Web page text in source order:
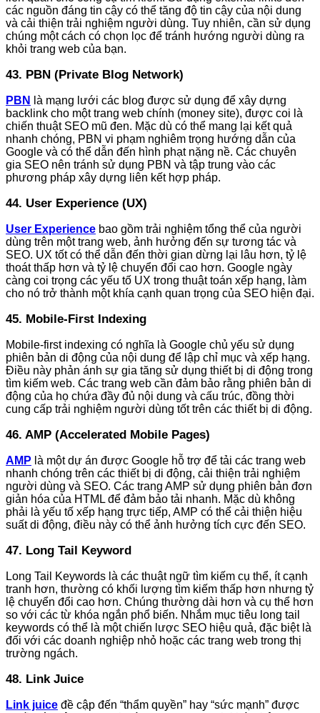
các nguồn đáng tin cậy có thể tăng độ tin cậy của nội dung
và cải thiện trải nghiệm người dùng. Tuy nhiên, cần sử dụng
chúng một cách có chọn lọc để tránh hướng người dùng ra
khỏi trang web của bạn.
43. PBN (Private Blog Network)
PBN
là mạng lưới các blog được sử dụng để xây dựng
backlink cho một trang web chính (money site), được coi là
chiến thuật SEO mũ đen. Mặc dù có thể mang lại kết quả
nhanh chóng, PBN vi phạm nghiêm trọng hướng dẫn của
Google và có thể dẫn đến hình phạt nặng nề. Các chuyên
gia SEO nên tránh sử dụng PBN và tập trung vào các
phương pháp xây dựng liên kết hợp pháp.
44. User Experience (UX)
User Experience bao gồm trải nghiệm tổng thể của người
dùng trên một trang web, ảnh hưởng đến sự tương tác và
SEO. UX tốt có thể dẫn đến thời gian dừng lại lâu hơn, tỷ lệ
thoát thấp hơn và tỷ lệ chuyển đổi cao hơn. Google ngày
càng coi trọng các yếu tố UX trong thuật toán xếp hạng, làm
cho nó trở thành một khía cạnh quan trọng của SEO hiện đại.
45. Mobile-First Indexing
Mobile-first indexing có nghĩa là Google chủ yếu sử dụng
phiên bản di động của nội dung để lập chỉ mục và xếp hạng.
Điều này phản ánh sự gia tăng sử dụng thiết bị di động trong
tìm kiếm web. Các trang web cần đảm bảo rằng phiên bản di
động của họ chứa đầy đủ nội dung và cấu trúc, đồng thời
cung cấp trải nghiệm người dùng tốt trên các thiết bị di động.
46. AMP (Accelerated Mobile Pages)
AMP là một dự án được Google hỗ trợ để tải các trang web
nhanh chóng trên các thiết bị di động, cải thiện trải nghiệm
người dùng và SEO. Các trang AMP sử dụng phiên bản đơn
giản hóa của HTML để đảm bảo tải nhanh. Mặc dù không
phải là yếu tố xếp hạng trực tiếp, AMP có thể cải thiện hiệu
suất di động, điều này có thể ảnh hưởng tích cực đến SEO.
47. Long Tail Keyword
Long Tail Keywords là các thuật ngữ tìm kiếm cụ thể, ít cạnh
tranh hơn, thường có khối lượng tìm kiếm thấp hơn nhưng tỷ
lệ chuyển đổi cao hơn. Chúng thường dài hơn và cụ thể hơn
so với các từ khóa ngắn phổ biến. Nhắm mục tiêu long tail
keywords có thể là một chiến lược SEO hiệu quả, đặc biệt là
đối với các doanh nghiệp nhỏ hoặc các trang web trong thị
trường ngách.
48. Link Juice
Link juice đề cập đến “thẩm quyền” hay “sức mạnh” được